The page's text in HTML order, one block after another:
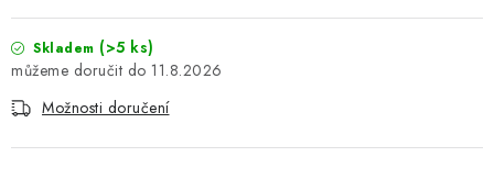
POUZDRA
Kontakty Hodnocení obchodu
Skladem (>5 ks)
11.8.2026
Možnosti doručení